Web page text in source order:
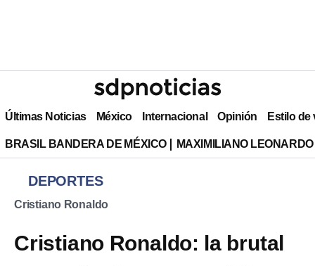
Últimas Noticias México Internacional Opinión Estilo de
BRASIL BANDERA DE MÉXICO MAXIMILIANO
DEPORTES
Cristiano Ronaldo
Cristiano Ronaldo: la brutal